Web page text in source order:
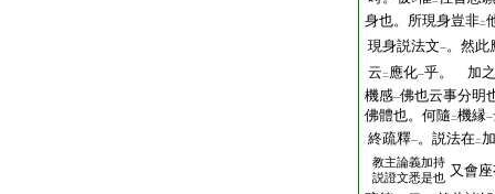
身也。所現身豈非二
現身説法文一。然此
云 二 應化一乎。 加之
機感一佛也云事分明
佛體也。何隨 二機縁一
終疏釋一。説法在二
教主論義加持
説證文悉是也 又會